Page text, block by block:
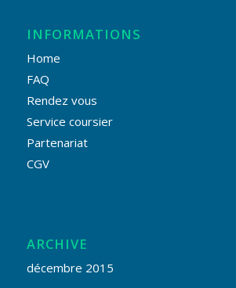
INFORMATIONS
Home
FAQ
Rendez vous
Service coursier
Partenariat
CGV
ARCHIVE
décembre 2015